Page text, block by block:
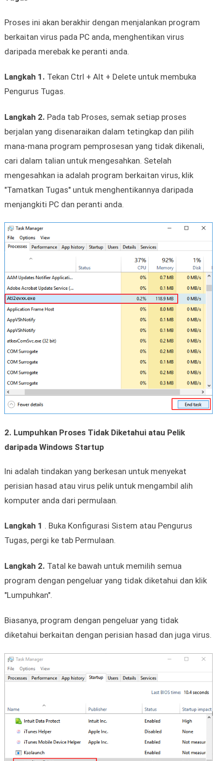
Proses ini akan berakhir dengan menjalankan program
berkaitan virus pada PC anda, menghentikan virus
daripada merebak ke peranti anda.
Langkah 1. Tekan Ctrl + Alt + Delete untuk membuka
Pengurus Tugas.
Langkah 2. Pada tab Proses, semak setiap proses
berjalan yang disenaraikan dalam tetingkap dan pilih
mana-mana program pemprosesan yang tidak dikenali,
cari dalam talian untuk mengesahkan. Setelah
mengesahkan ia adalah program berkaitan virus, klik
"Tamatkan Tugas" untuk menghentikannya daripada
menjangkiti PC dan peranti anda.
2. Lumpuhkan Proses Tidak Diketahui atau Pelik
daripada Windows Startup
Ini adalah tindakan yang berkesan untuk menyekat
perisian hasad atau virus pelik untuk mengambil alih
komputer anda dari permulaan.
Langkah 1 . Buka Konfigurasi Sistem atau Pengurus
Tugas, pergi ke tab Permulaan.
Langkah 2. Tatal ke bawah untuk memilih semua
program dengan pengeluar yang tidak diketahui dan klik
"Lumpuhkan".
Biasanya, program dengan pengeluar yang tidak
diketahui berkaitan dengan perisian hasad dan juga virus.